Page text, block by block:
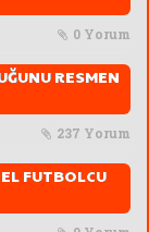
0 Yorum
RESMEN
237 Yorum
FUTBOLCU